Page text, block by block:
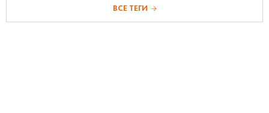
ВСЕ ТЕГИ